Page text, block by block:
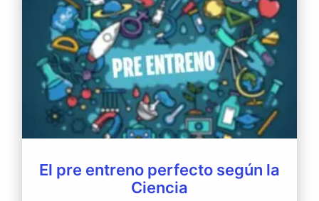
El pre entreno perfecto según la
Ciencia